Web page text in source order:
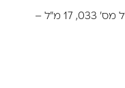
/ לק ג'ל מס' 033, 17 מ"ל –